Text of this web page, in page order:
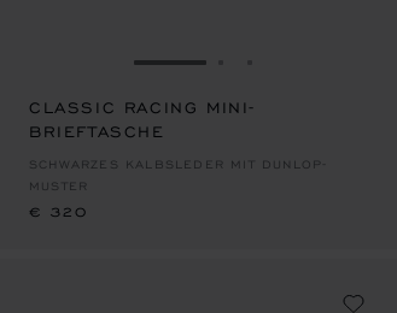
ZUR FOLIE GEHEN 1
CLASSIC RACING MINI-
BRIEFTASCHE
SCHWARZES KALBSLEDER MIT DUNLOP-
MUSTER
€ 320